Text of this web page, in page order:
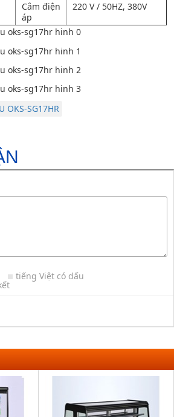
Cắm điện
áp
220 V / 50HZ, 380V
OKS-SG17HR
tiếng Việt có dấu